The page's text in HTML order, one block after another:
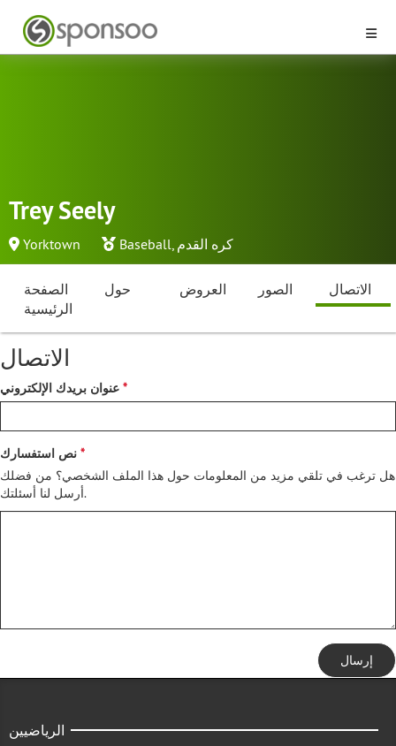
Trey Seely
Yorktown Baseball, كره القدم
الصفحة
الرئيسية
حول العروض الصور الاتصال
الاتصال
عنوان بريدك الإلكتروني
نص استفسارك
هل ترغب في تلقي مزيد من المعلومات حول هذا الملف الشخصي؟ من فضلك
أرسل لنا أسئلتك.
إرسال
الرياضيين